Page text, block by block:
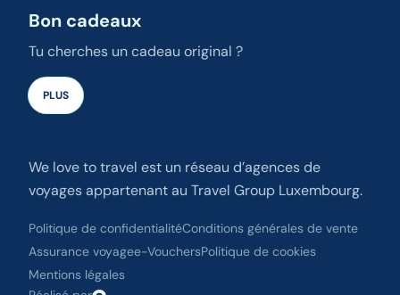
Bon cadeaux
Tu cherches un cadeau original ?
PLUS
We love to travel est un réseau d’agences de
voyages appartenant au Travel Group Luxembourg.
Politique de confidentialitéConditions générales de vente
Assurance voyagee-VouchersPolitique de cookies
Mentions légales